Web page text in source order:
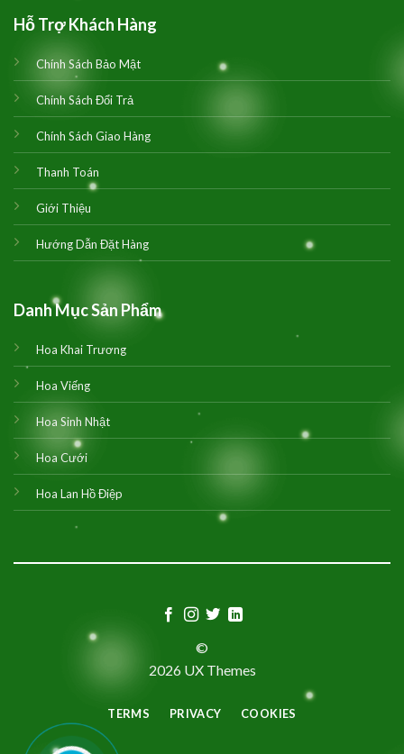
Hỗ Trợ Khách Hàng
Chính Sách Bảo Mật
Chính Sách Đổi Trả
Chính Sách Giao Hàng
Thanh Toán
Giới Thiệu
Hướng Dẫn Đặt Hàng
Danh Mục Sản Phẩm
Hoa Khai Trương
Hoa Viếng
Hoa Sinh Nhật
Hoa Cưới
Hoa Lan Hồ Điệp
©
2026 UX Themes
TERMS PRIVACY COOKIES